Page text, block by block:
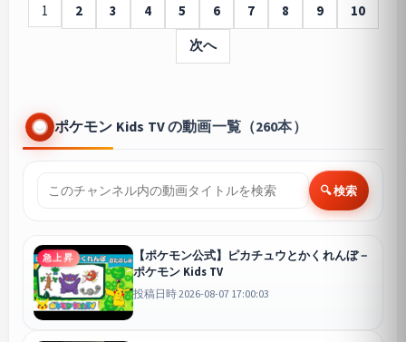
1 2 3 4 5 6 7 8 9
10
次へ
ポケモン Kids TV の動画一覧（260本）
🔍 検索
急上昇
【ポケモン公式】ピカチュウとかくれんぼ－
ポケモン Kids TV
投稿日時 2026-08-07 17:00:03